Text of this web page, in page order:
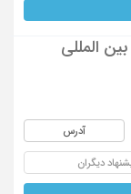
المللی
آدرس
دیگران